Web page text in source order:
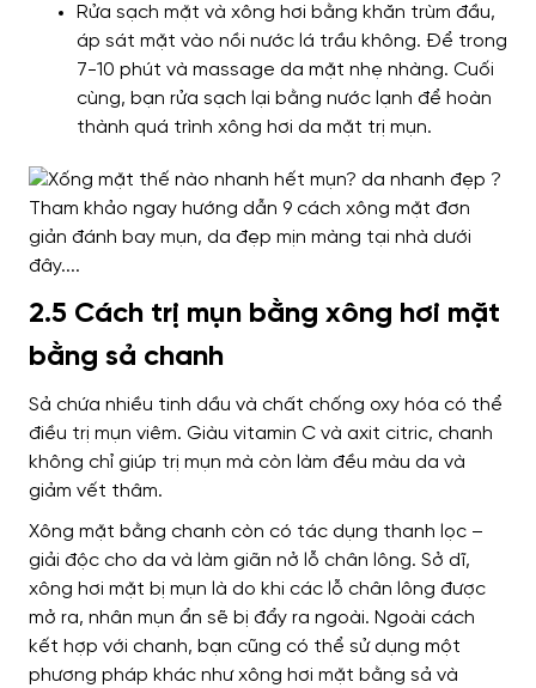
Rửa sạch mặt và xông hơi bằng khăn trùm đầu,
áp sát mặt vào nồi nước lá trầu không. Để trong
7-10 phút và massage da mặt nhẹ nhàng. Cuối
cùng, bạn rửa sạch lại bằng nước lạnh để hoàn
thành quá trình xông hơi da mặt trị mụn.
2.5 Cách trị mụn bằng xông hơi mặt
bằng sả chanh
Sả chứa nhiều tinh dầu và chất chống oxy hóa có thể
điều trị mụn viêm. Giàu vitamin C và axit citric, chanh
không chỉ giúp trị mụn mà còn làm đều màu da và
giảm vết thâm.
Xông mặt bằng chanh còn có tác dụng thanh lọc –
giải độc cho da và làm giãn nở lỗ chân lông. Sở dĩ,
xông hơi mặt bị mụn là do khi các lỗ chân lông được
mở ra, nhân mụn ẩn sẽ bị đẩy ra ngoài. Ngoài cách
kết hợp với chanh, bạn cũng có thể sử dụng một
phương pháp khác như xông hơi mặt bằng sả và